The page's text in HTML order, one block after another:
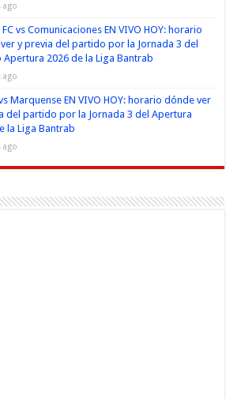
ago
vs Comunicaciones EN VIVO HOY: horario
y previa del partido por la Jornada 3 del
Apertura 2026 de la Liga Bantrab
ago
Marquense EN VIVO HOY: horario dónde ver
del partido por la Jornada 3 del Apertura
la Liga Bantrab
ago